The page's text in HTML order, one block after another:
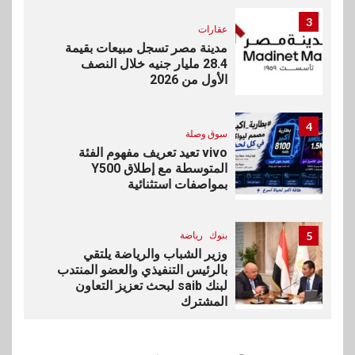
3
عقارات
مدينة مصر تسجل مبيعات بقيمة
28.4 مليار جنيه خلال النصف
الأول من 2026
4
سوق وصلة
vivo تعيد تعريف مفهوم الفئة
المتوسطة مع إطلاق Y500
بمواصفات استثنائية
5 بنوك رياضة
وزير الشباب والرياضة يلتقي
بالرئيس التنفيذي والعضو المنتدب
لبنك saib لبحث تعزيز التعاون
المشترك